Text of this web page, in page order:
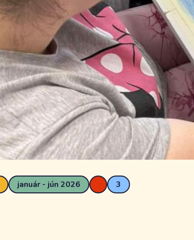
január - jún 2026 3